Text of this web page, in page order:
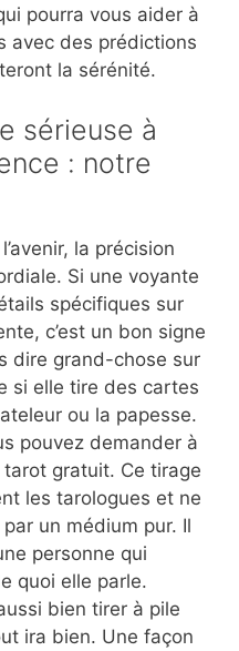
pourra vous aider à
avec des prédictions
la sérénité.
sérieuse à
: notre
la précision
Si une voyante
spécifiques sur
c’est un bon signe
dire grand-chose sur
si elle tire des cartes
ou la papesse.
pouvez demander à
gratuit. Ce tirage
les tarologues et ne
un médium pur. Il
personne qui
quoi elle parle.
bien tirer à pile
ira bien. Une façon